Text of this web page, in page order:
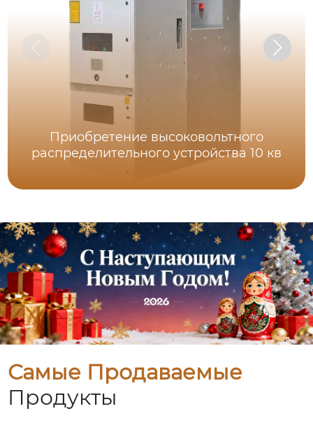
Приобретение высоковольтного
распределительного устройства 10 кв
Самые Продаваемые
Продукты